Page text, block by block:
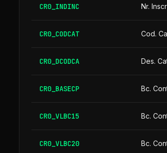
CR0_INDINC Nr.
CR0_CODCAT Cod.
CR0_DCODCA Des.
CR0_BASECP Bc.
CR0_VLBC15 Bc.
CR0_VLBC20 Bc.